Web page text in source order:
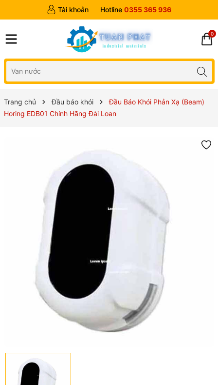
Tài khoản Hotline 0355 365 936
0
Trang chủ Đầu báo khói
Đầu Báo Khói Phản Xạ (Beam)
Horing EDB01 Chính Hãng Đài Loan